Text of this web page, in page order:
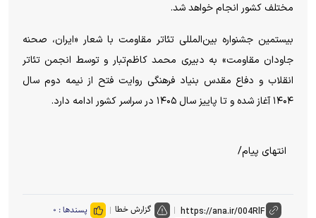
مختلف کشور انجام خواهد شد.
بیستمین جشنواره بین‌المللی تئاتر مقاومت با شعار «ایران، صحنه
جاودان مقاومت» به دبیری محمد کاظم‌تبار و توسط انجمن تئاتر
انقلاب و دفاع مقدس بنیاد فرهنگی روایت فتح از نیمه دوم سال
۱۴۰۴ آغاز شده و تا پاییز سال ۱۴۰۵ در سراسر کشور ادامه دارد.
انتهای پیام/
گزارش خطا پسندها : ۰